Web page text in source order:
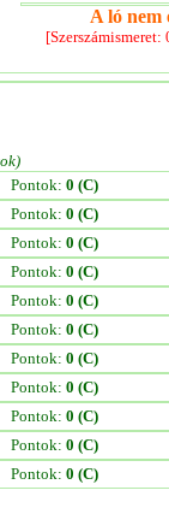
A ló nem
Pontok: 0 (C)
Pontok: 0 (C)
Pontok: 0 (C)
Pontok: 0 (C)
Pontok: 0 (C)
Pontok: 0 (C)
Pontok: 0 (C)
Pontok: 0 (C)
Pontok: 0 (C)
Pontok: 0 (C)
Pontok: 0 (C)